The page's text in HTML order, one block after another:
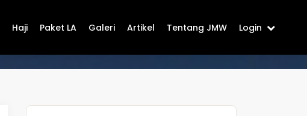
Haji Paket LA Galeri Artikel Tentang JMW Login